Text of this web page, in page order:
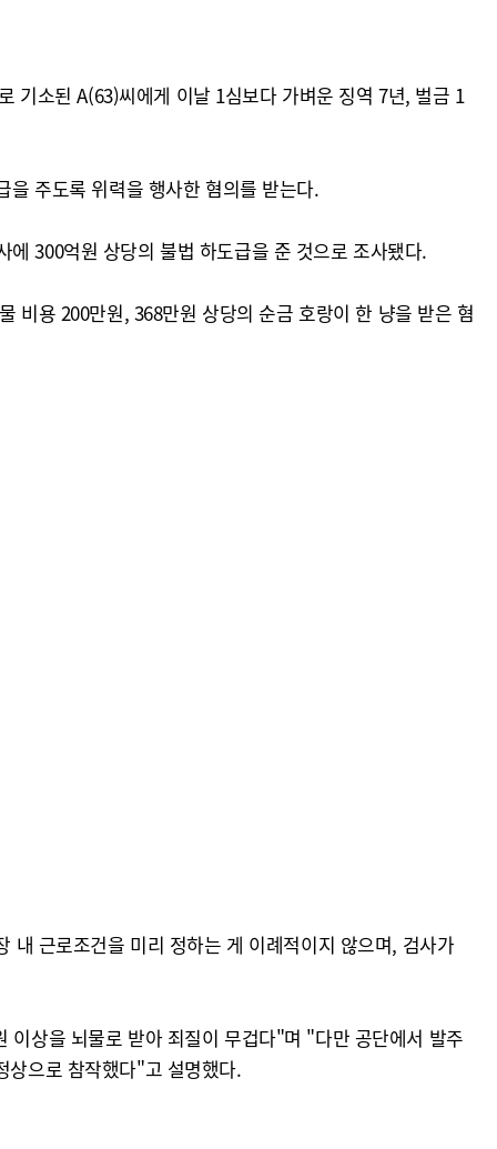
기소된 A(63)씨에게 이날 1심보다 가벼운 징역 7년, 벌금 1
주도록 위력을 행사한 혐의를 받는다.
300억원 상당의 불법 하도급을 준 것으로 조사됐다.
비용 200만원, 368만원 상당의 순금 호랑이 한 냥을 받은 혐
내 근로조건을 미리 정하는 게 이례적이지 않으며, 검사가
이상을 뇌물로 받아 죄질이 무겁다"며 "다만 공단에서 발주
상으로 참작했다"고 설명했다.